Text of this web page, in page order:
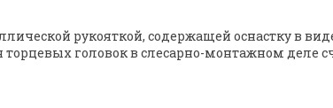
рукояткой, содержащей оснастку в
головок в слесарно-монтажном деле